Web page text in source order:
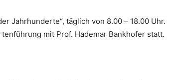
Jahrhunderte“, täglich von 8.00 – 18.00 Uhr.
mit Prof. Hademar Bankhofer statt.